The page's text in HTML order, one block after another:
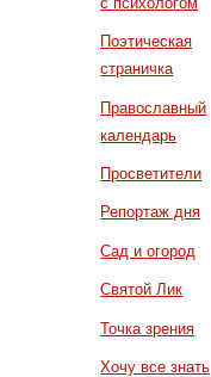
Поэтическая
страничка
Православный
календарь
Просветители
Репортаж дня
Сад и огород
Святой Лик
Точка зрения
Хочу все знать